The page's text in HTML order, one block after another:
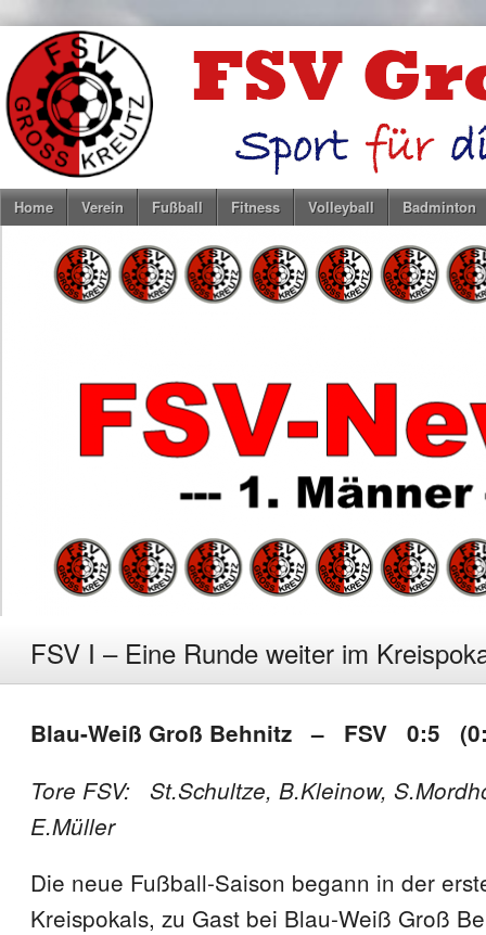
Home Verein Fußball Fitness Volleyball Badminton
FSV I – Eine Runde weiter im
Blau-Weiß Groß Behnitz – FSV 0:5
Tore FSV: St.Schultze, B.Kleinow,
E.Müller
Die neue Fußball-Saison begann in der
Kreispokals, zu Gast bei Blau-Weiß Groß